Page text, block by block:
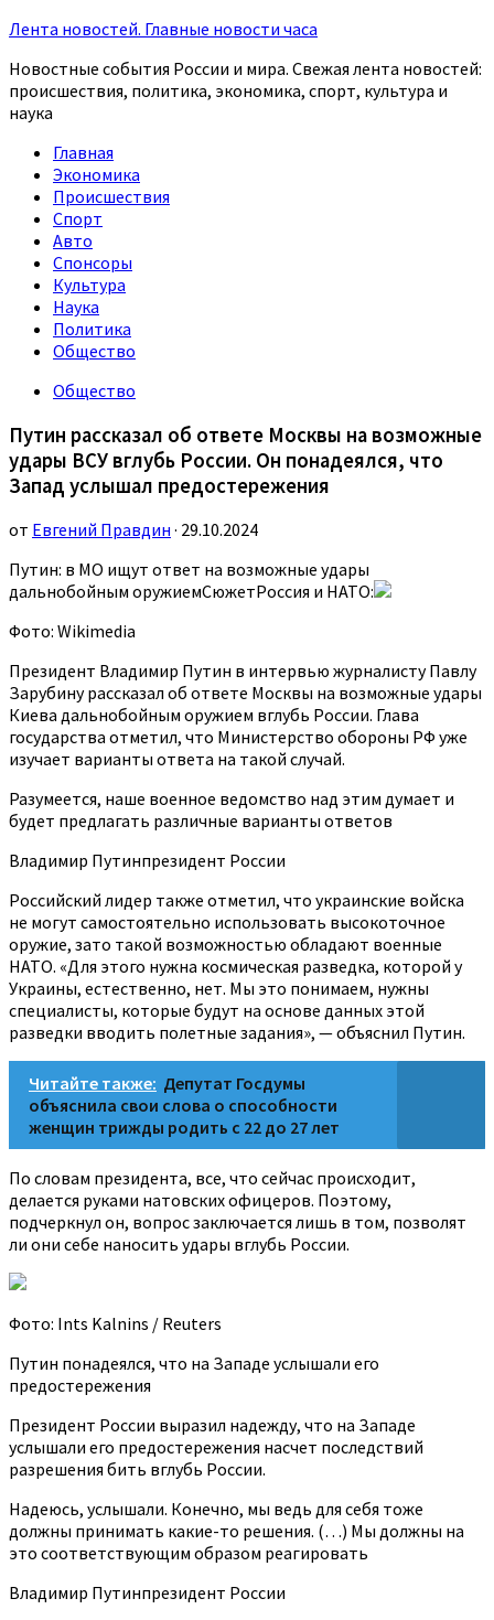
Лента новостей. Главные новости часа
Новостные события России и мира. Свежая лента новостей:
происшествия, политика, экономика, спорт, культура и
наука
Главная
Экономика
Происшествия
Спорт
Авто
Спонсоры
Культура
Наука
Политика
Общество
Общество
Путин рассказал об ответе Москвы на возможные
удары ВСУ вглубь России. Он понадеялся, что
Запад услышал предостережения
от Евгений Правдин · 29.10.2024
Путин: в МО ищут ответ на возможные удары
дальнобойным оружиемСюжетРоссия и НАТО:
Фото: Wikimedia
Президент Владимир Путин в интервью журналисту Павлу
Зарубину рассказал об ответе Москвы на возможные удары
Киева дальнобойным оружием вглубь России. Глава
государства отметил, что Министерство обороны РФ уже
изучает варианты ответа на такой случай.
Разумеется, наше военное ведомство над этим думает и
будет предлагать различные варианты ответов
Владимир Путинпрезидент России
Российский лидер также отметил, что украинские войска
не могут самостоятельно использовать высокоточное
оружие, зато такой возможностью обладают военные
НАТО. «Для этого нужна космическая разведка, которой у
Украины, естественно, нет. Мы это понимаем, нужны
специалисты, которые будут на основе данных этой
разведки вводить полетные задания», — объяснил Путин.
Читайте также: Депутат Госдумы
объяснила свои слова о способности
женщин трижды родить с 22 до 27 лет
По словам президента, все, что сейчас происходит,
делается руками натовских офицеров. Поэтому,
подчеркнул он, вопрос заключается лишь в том, позволят
ли они себе наносить удары вглубь России.
Фото: Ints Kalnins / Reuters
Путин понадеялся, что на Западе услышали его
предостережения
Президент России выразил надежду, что на Западе
услышали его предостережения насчет последствий
разрешения бить вглубь России.
Надеюсь, услышали. Конечно, мы ведь для себя тоже
должны принимать какие-то решения. (…) Мы должны на
это соответствующим образом реагировать
Владимир Путинпрезидент России